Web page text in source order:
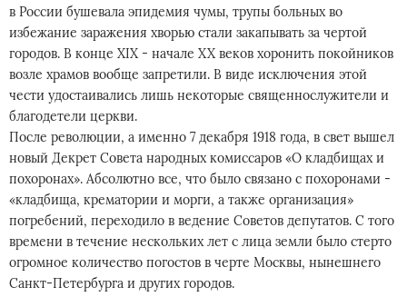
в России бушевала эпидемия чумы, трупы больных во
избежание заражения хворью стали закапывать за чертой
городов. В конце XIX - начале XX веков хоронить покойников
возле храмов вообще запретили. В виде исключения этой
чести удостаивались лишь некоторые священнослужители и
благодетели церкви.
После революции, а именно 7 декабря 1918 года, в свет вышел
новый Декрет Совета народных комиссаров «О кладбищах и
похоронах». Абсолютно все, что было связано с похоронами -
«кладбища, крематории и морги, а также организация»
погребений, переходило в ведение Советов депутатов. С того
времени в течение нескольких лет с лица земли было стерто
огромное количество погостов в черте Москвы, нынешнего
Санкт-Петербурга и других городов.